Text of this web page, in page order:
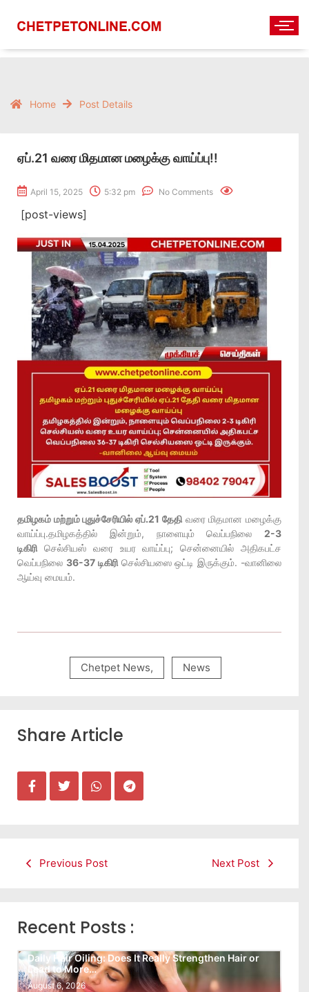
Home Post Details
ஏப்.21 வரை மிதமான மழைக்கு வாய்ப்பு!!
April 15, 2025 5:32 pm No Comments
[post-views]
தமிழகம் மற்றும் புதுச்சேரியில் ஏப்.21 தேதிவரை மிதமான மழைக்கு
வாய்ப்பு.தமிழகத்தில் இன்றும், நாளையும் வெப்பநிலை 2-3
டிகிரிசெல்சியஸ் வரை உயர வாய்ப்பு; சென்னையில் அதிகபட்ச
வெப்பநிலை 36-37 டிகிரிசெல்சியஸை ஒட்டி இருக்கும். -வானிலை
ஆய்வு மையம்.
Chetpet News, News
Share Article
Previous Post Next Post
Recent Posts :
Daily Hair Oiling: Does It Really Strengthen Hair or
Lead to More…
August 6, 2026